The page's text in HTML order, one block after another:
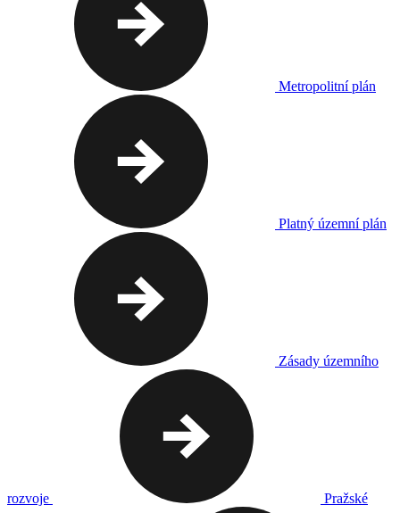
Metropolitní plán
Platný územní plán
Zásady územního
rozvoje Pražské